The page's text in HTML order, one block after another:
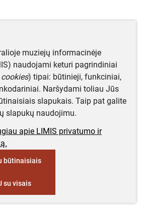
muziejų informacinėje
naudojami keturi pagrindiniai
cookies) tipai: būtinieji, funkciniai,
Naršydami toliau Jūs
slapukais. Taip pat galite
slapukų naudojimu.
apie LIMIS privatumo ir
būtinaisiais
su visais